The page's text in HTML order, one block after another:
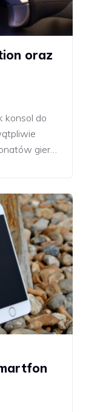
oraz
konsol do
gier…